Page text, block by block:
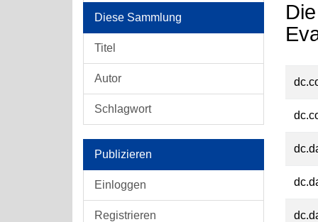
Diese Sammlung
Titel
Autor
Schlagwort
Publizieren
Einloggen
Registrieren